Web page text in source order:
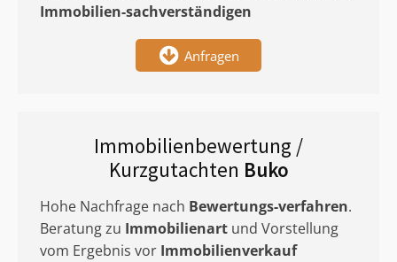
Immobilien-sachverständigen
Anfragen
Immobilienbewertung /
Kurzgutachten Buko
Hohe Nachfrage nach Bewertungs-verfahren.
Beratung zu Immobilienart und Vorstellung
vom Ergebnis vor Immobilienverkauf